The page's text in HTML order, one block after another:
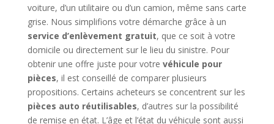
voiture, d’un utilitaire ou d’un camion, même sans carte
grise. Nous simplifions votre démarche grâce à un
service d’enlèvement gratuit, que ce soit à votre
domicile ou directement sur le lieu du sinistre. Pour
obtenir une offre juste pour votre véhicule pour
pièces, il est conseillé de comparer plusieurs
propositions. Certains acheteurs se concentrent sur les
pièces auto réutilisables, d’autres sur la possibilité
de remise en état. L’âge et l’état du véhicule sont aussi